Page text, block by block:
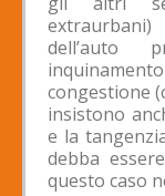
dell’auto
congestione
insistono
e la
debba
questo caso